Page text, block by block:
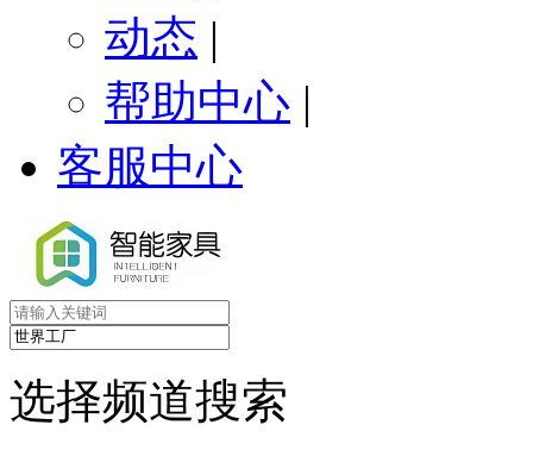
动态 |
帮助中心 |
客服中心
选择频道搜索